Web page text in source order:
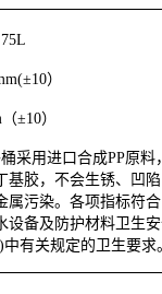
）
±10）
采用进口合成PP原料
基胶，不会生锈、凹
属污染。各项指标符
设备及防护材料卫生
中有关规定的卫生要求